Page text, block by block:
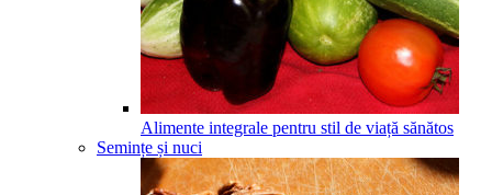
Alimente integrale pentru stil de viață sănătos
Semințe și nuci